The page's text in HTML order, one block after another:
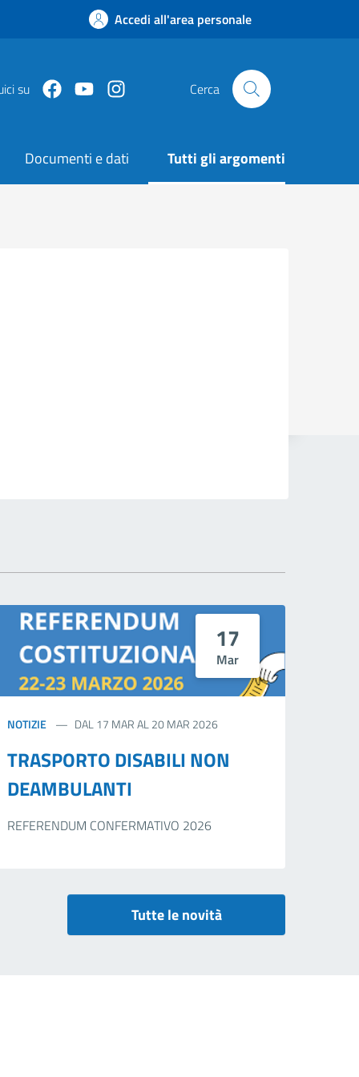
Accedi all'area personale
su FacebookYoutubeInstagram Cerca
Documenti e dati Tutti gli argomenti
17
Mar
NOTIZIE DAL 17 MAR AL 20 MAR 2026
TRASPORTO DISABILI NON
DEAMBULANTI
REFERENDUM CONFERMATIVO 2026
Tutte le novità